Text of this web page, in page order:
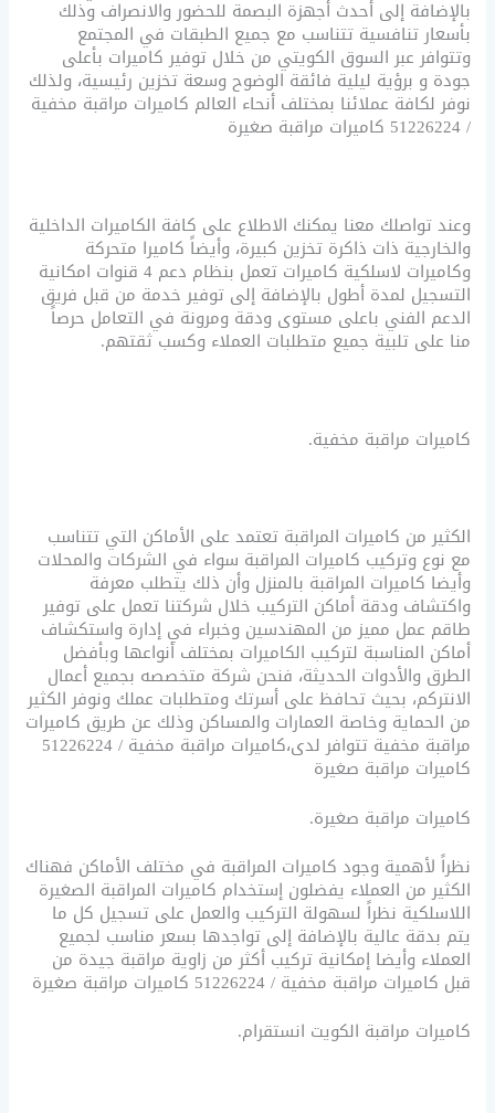
بالإضافة إلى أحدث أجهزة البصمة للحضور والانصراف وذلك
بأسعار تنافسية تتناسب مع جميع الطبقات في المجتمع
وتتوافر عبر السوق الكويتي من خلال توفير كاميرات بأعلى
جودة و برؤية ليلية فائقة الوضوح وسعة تخزين رئيسية، ولذلك
نوفر لكافة عملائنا بمختلف أنحاء العالم كاميرات مراقبة مخفية
/ 51226224 كاميرات مراقبة صغيرة
وعند تواصلك معنا يمكنك الاطلاع على كافة الكاميرات الداخلية
والخارجية ذات ذاكرة تخزين كبيرة، وأيضاً كاميرا متحركة
وكاميرات لاسلكية كاميرات تعمل بنظام دعم 4 قنوات امكانية
التسجيل لمدة أطول بالإضافة إلى توفير خدمة من قبل فريق
الدعم الفني باعلى مستوى ودقة ومرونة في التعامل حرصاً
منا على تلبية جميع متطلبات العملاء وكسب ثقتهم.
كاميرات مراقبة مخفية.
الكثير من كاميرات المراقبة تعتمد على الأماكن التي تتناسب
مع نوع وتركيب كاميرات المراقبة سواء في الشركات والمحلات
وأيضا كاميرات المراقبة بالمنزل وأن ذلك يتطلب معرفة
واكتشاف ودقة أماكن التركيب خلال شركتنا تعمل على توفير
طاقم عمل مميز من المهندسين وخبراء في إدارة واستكشاف
أماكن المناسبة لتركيب الكاميرات بمختلف أنواعها وبأفضل
الطرق والأدوات الحديثة، فنحن شركة متخصصه بجميع أعمال
الانتركم، بحيث تحافظ على أسرتك ومتطلبات عملك ونوفر الكثير
من الحماية وخاصة العمارات والمساكن وذلك عن طريق كاميرات
مراقبة مخفية تتوافر لدى،كاميرات مراقبة مخفية / 51226224
كاميرات مراقبة صغيرة
كاميرات مراقبة صغيرة.
نظراً لأهمية وجود كاميرات المراقبة في مختلف الأماكن فهناك
الكثير من العملاء يفضلون إستخدام كاميرات المراقبة الصغيرة
اللاسلكية نظراً لسهولة التركيب والعمل على تسجيل كل ما
يتم بدقة عالية بالإضافة إلى تواجدها بسعر مناسب لجميع
العملاء وأيضا إمكانية تركيب أكثر من زاوية مراقبة جيدة من
قبل كاميرات مراقبة مخفية / 51226224 كاميرات مراقبة صغيرة
كاميرات مراقبة الكويت انستقرام.